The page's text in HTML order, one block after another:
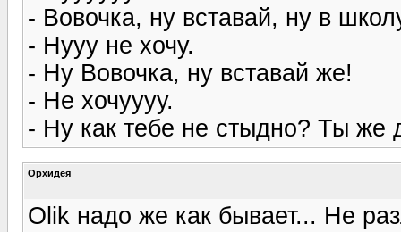
- Вовочка, ну вставай, ну в
- Нууу не хочу.
- Ну Вовочка, ну вставай же!
- Не хочуууу.
- Ну как тебе не стыдно? Ты же
Орхидея
Olik надо же как бывает... Не